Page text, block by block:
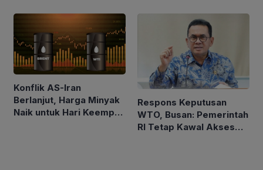
Konflik AS-Iran
Berlanjut, Harga Minyak
Naik untuk Hari Keempat
Respons Keputusan
WTO, Busan: Pemerintah
RI Tetap Kawal Akses